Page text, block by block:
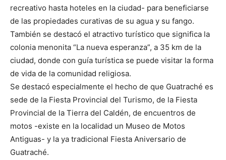
recreativo hasta hoteles en la ciudad- para beneficiarse
de las propiedades curativas de su agua y su fango.
También se destacó el atractivo turístico que significa la
colonia menonita “La nueva esperanza”, a 35 km de la
ciudad, donde con guía turística se puede visitar la forma
de vida de la comunidad religiosa.
Se destacó especialmente el hecho de que Guatraché es
sede de la Fiesta Provincial del Turismo, de la Fiesta
Provincial de la Tierra del Caldén, de encuentros de
motos -existe en la localidad un Museo de Motos
Antiguas- y la ya tradicional Fiesta Aniversario de
Guatraché.